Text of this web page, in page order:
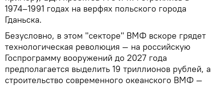
1974–1991 годах на верфях польского города
Гданьска.
Безусловно, в этом "секторе" ВМФ вскоре грядет
технологическая революция — на российскую
Госпрограмму вооружений до 2027 года
предполагается выделить 19 триллионов рублей, а
строительство современного океанского ВМФ —